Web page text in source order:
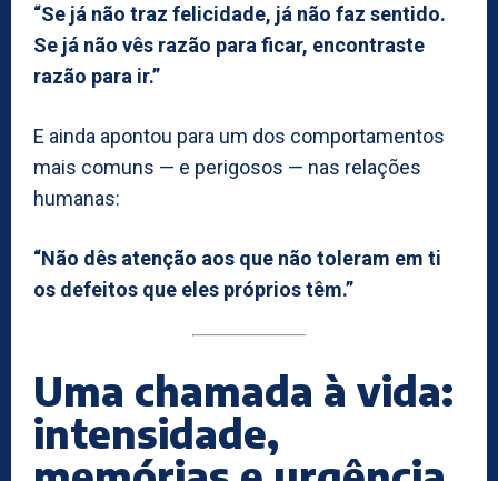
“Se já não traz felicidade, já não faz sentido.
Se já não vês razão para ficar, encontraste
razão para ir.”
E ainda apontou para um dos comportamentos
mais comuns — e perigosos — nas relações
humanas:
“Não dês atenção aos que não toleram em ti
os defeitos que eles próprios têm.”
Uma chamada à vida:
intensidade,